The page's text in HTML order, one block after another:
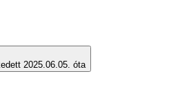
2025.06.05. óta